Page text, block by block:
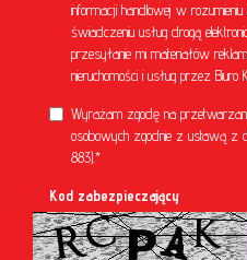
informacji handlowej w
świadczeniu usług drogą
przesyłanie mi materiałów
nieruchomości i usług przez
Wyrażam zgodę na
osobowych zgodnie z ustawą z
883).*
Kod zabezpieczający